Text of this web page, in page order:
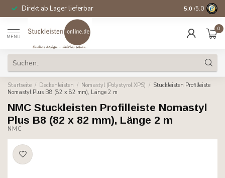
Direkt ab Lager lieferbar 14 Tage
5.0 /5.0
MENU
0
Startseite / Deckenleisten / Nomastyl (Polystyrol XPS) / Stuckleisten Profilleiste
Nomastyl Plus B8 (82 x 82 mm), Länge 2 m
NMC Stuckleisten Profilleiste Nomastyl
Plus B8 (82 x 82 mm), Länge 2 m
NMC